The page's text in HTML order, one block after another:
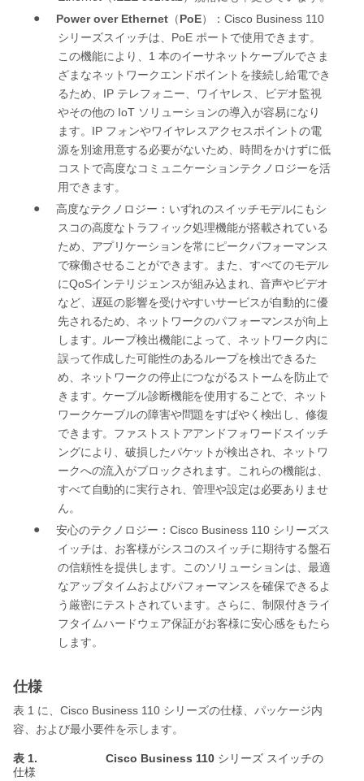
● Power over Ethernet （ PoE）： Cisco Business 110
シリーズスイッチは、 PoE ポートで使用できます。
この機能により、 1 本のイーサネットケーブルでさま
ざまなネットワークエンドポイントを接続し給電でき
るため、 IP テレフォニー、ワイヤレス、ビデオ監視
やその他の IoT ソリューションの導入が容易になり
ます。 IP フォンやワイヤレスアクセスポイントの電
源を別途用意する必要がないため、時間をかけずに低
コストで高度なコミュニケーションテクノロジーを活
用できます。
● 高度なテクノロジー： いずれのスイッチモデルにもシ
スコの高度なトラフィック処理機能が搭載されている
ため、アプリケーションを常にピークパフォーマンス
で稼働させることができます。また、すべてのモデル
にQoSインテリジェンスが組み込まれ、音声やビデオ
など、遅延の影響を受けやすいサービスが自動的に優
先されるため、ネットワークのパフォーマンスが向上
します。ループ検出機能によって、ネットワーク内に
誤って作成した可能性のあるループを検出できるた
め、ネットワークの停止につながるストームを防止で
きます。ケーブル診断機能を使用することで、ネット
ワークケーブルの障害や問題をすばやく検出し、修復
できます。ファスト ストアアンドフォワード スイッチ
ングにより、破損したパケットが検出され、ネットワ
ークへの流入がブロックされます。これらの機能は、
すべて自動的に実行され、管理や設定は必要ありませ
ん。
● 安心のテクノロジー： Cisco Business 110 シリーズス
イッチは、お客様がシスコのスイッチに期待する盤石
の信頼性を提供します。このソリューションは、最適
なアップタイムおよびパフォーマンスを確保できるよ
う厳密にテストされています。さらに、制限付きライ
フタイムハードウェア保証がお客様に安心感をもたら
します。
仕様
表 1 に、 Cisco Business 110 シリーズの仕様、パッケージ内
容、および最小要件を示します。
表 1. Cisco Business 110 シリーズ スイッチの
仕様